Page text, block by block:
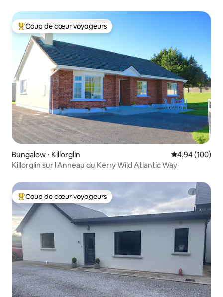
Coups de cœur voyageurs les plus appréciés
Coup de cœur voyageurs
Bungalow ⋅ Killorglin Évaluation
4,94 (100)
Killorglin sur l'Anneau du Kerry Wild Atlantic Way
Coups de cœur voyageurs les plus appréciés
Coup de cœur voyageurs